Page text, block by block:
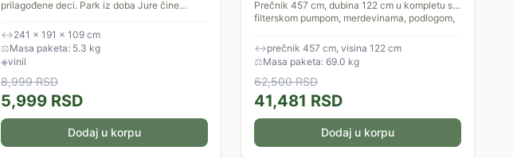
prilagođene deci. Park iz doba Jure čine
loptica i još mnogo...
↔241 × 191 × 109 cm
⚖Masa paketa: 5.3 kg
◈vinil
8,999RSD
5,999 RSD
Dodaj u korpu
Prečnik 457 cm, dubina 122 cm u kompletu sa
filterskom pumpom, merdevinama, podlogom,
↔prečnik 457 cm, visina 122 cm
⚖Masa paketa: 69.0 kg
62,500RSD
41,481 RSD
Dodaj u korpu